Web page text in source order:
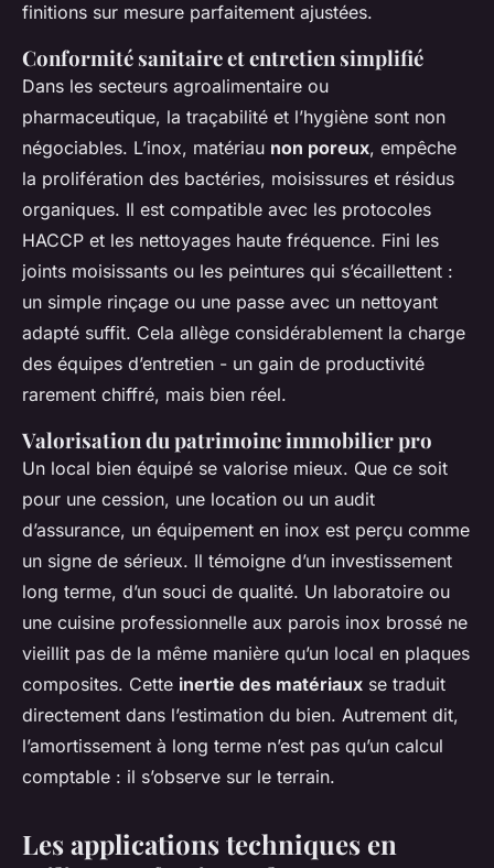
finitions sur mesure parfaitement ajustées.
Conformité sanitaire et entretien simplifié
Dans les secteurs agroalimentaire ou
pharmaceutique, la traçabilité et l’hygiène sont non
négociables. L’inox, matériau non poreux, empêche
la prolifération des bactéries, moisissures et résidus
organiques. Il est compatible avec les protocoles
HACCP et les nettoyages haute fréquence. Fini les
joints moisissants ou les peintures qui s’écaillettent :
un simple rinçage ou une passe avec un nettoyant
adapté suffit. Cela allège considérablement la charge
des équipes d’entretien - un gain de productivité
rarement chiffré, mais bien réel.
Valorisation du patrimoine immobilier pro
Un local bien équipé se valorise mieux. Que ce soit
pour une cession, une location ou un audit
d’assurance, un équipement en inox est perçu comme
un signe de sérieux. Il témoigne d’un investissement
long terme, d’un souci de qualité. Un laboratoire ou
une cuisine professionnelle aux parois inox brossé ne
vieillit pas de la même manière qu’un local en plaques
composites. Cette inertie des matériaux se traduit
directement dans l’estimation du bien. Autrement dit,
l’amortissement à long terme n’est pas qu’un calcul
comptable : il s’observe sur le terrain.
Les applications techniques en